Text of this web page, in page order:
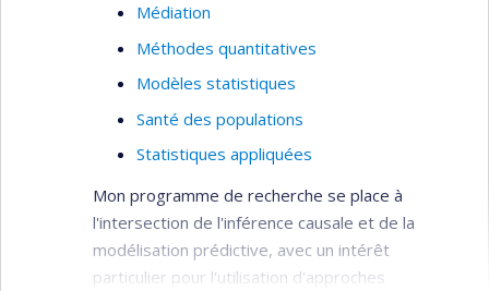
Médiation
Méthodes quantitatives
Modèles statistiques
Santé des populations
Statistiques appliquées
Mon programme de recherche se place à
l'intersection de l'inférence causale et de la
modélisation prédictive, avec un intérêt
particulier pour l'utilisation d'approches